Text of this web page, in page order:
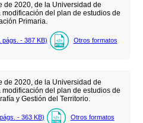
de 2020, de la Universidad de
del plan de estudios de
Primaria.
págs. - 387 KB) Otros formatos
de 2020, de la Universidad de
del plan de estudios de
y Gestión del Territorio.
págs. - 363 KB) Otros formatos